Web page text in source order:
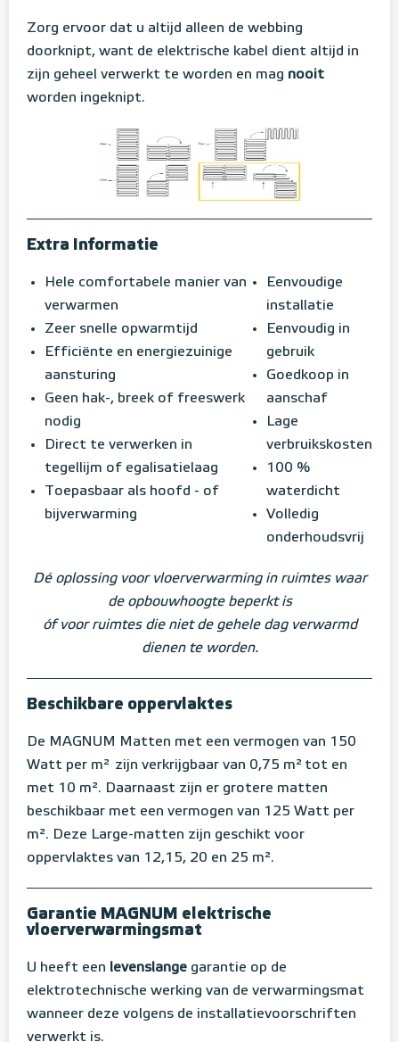
Zorg ervoor dat u altijd alleen de webbing
doorknipt, want de elektrische kabel dient altijd in
zijn geheel verwerkt te worden en mag nooit
worden ingeknipt.
Extra Informatie
Hele comfortabele manier van
verwarmen
Zeer snelle opwarmtijd
Efficiënte en energiezuinige
aansturing
Geen hak-, breek of freeswerk
nodig
Direct te verwerken in
tegellijm of egalisatielaag
Toepasbaar als hoofd - of
bijverwarming
Eenvoudige
installatie
Eenvoudig in
gebruik
Goedkoop in
aanschaf
Lage
verbruikskosten
100 %
waterdicht
Volledig
onderhoudsvrij
Dé oplossing voor vloerverwarming in ruimtes waar
de opbouwhoogte beperkt is
óf voor ruimtes die niet de gehele dag verwarmd
dienen te worden.
Beschikbare oppervlaktes
De MAGNUM Matten met een vermogen van 150
Watt per m² zijn verkrijgbaar van 0,75 m² tot en
met 10 m². Daarnaast zijn er grotere matten
beschikbaar met een vermogen van 125 Watt per
m². Deze Large-matten zijn geschikt voor
oppervlaktes van 12,15, 20 en 25 m².
Garantie MAGNUM elektrische
vloerverwarmingsmat
U heeft een levenslange garantie op de
elektrotechnische werking van de verwarmingsmat
wanneer deze volgens de installatievoorschriften
verwerkt is.